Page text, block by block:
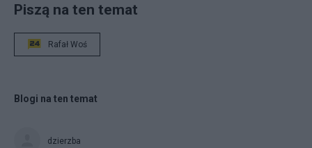
Piszą na ten temat
Rafał Woś
Blogi na ten temat
dzierzba